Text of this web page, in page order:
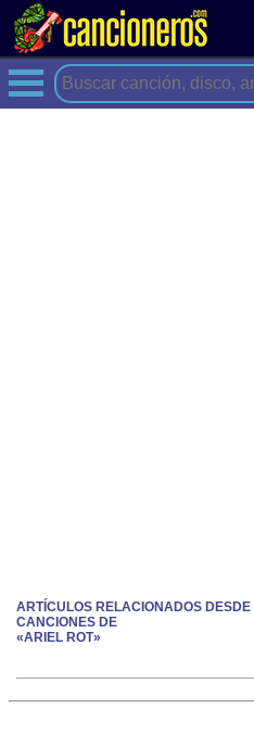
ARTÍCULOS RELACIONADOS
CANCIONES DE
«ARIEL ROT»